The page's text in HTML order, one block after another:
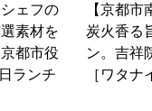
す。
のイベント
ェフの
素材を
都市役
ランチ
【京都市
炭火香る
ン。吉祥
［ワタナ